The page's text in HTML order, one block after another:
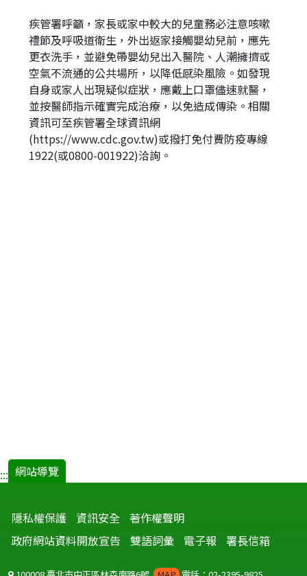
疾管署呼籲，家長或家中較大的兒童務必注意咳嗽
禮節及呼吸道衛生，外出返家接觸嬰幼兒前，應先
更衣洗手，並避免帶嬰幼兒出入醫院、人潮擁擠或
空氣不流通的公共場所，以降低感染風險。如發現
自身或家人出現疑似症狀，應戴上口罩儘速就醫，
並按醫師指示確實完成治療，以免造成傳染。相關
資訊可至疾管署全球資訊網
(https://www.cdc.gov.tw)或撥打免付費防疫專線
1922(或0800-001922)洽詢。
::: 網站導覽
隱私權保護 資訊安全 著作權聲明
政府網站資料開放宣告
雙語詞彙 電子報 署長信箱